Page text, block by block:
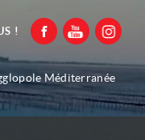
!
Méditerranée